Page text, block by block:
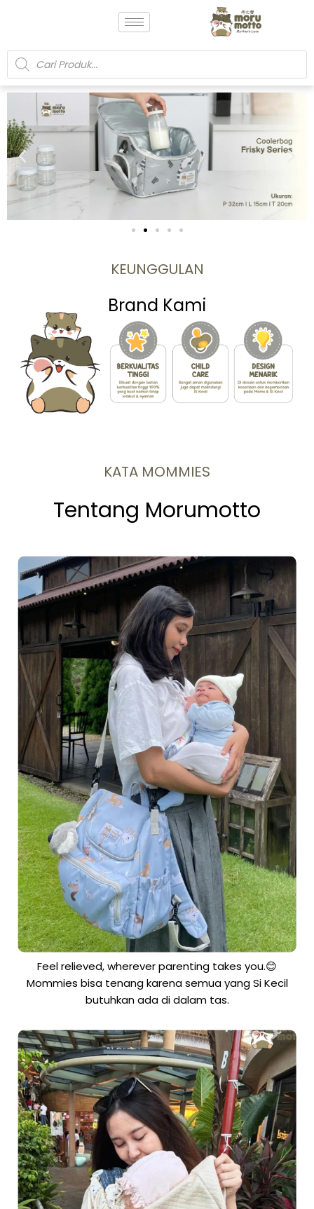
KEUNGGULAN
Brand Kami
KATA MOMMIES
Tentang Morumotto
Feel relieved, wherever parenting takes you.😊
Mommies bisa tenang karena semua yang Si Kecil
butuhkan ada di dalam tas.